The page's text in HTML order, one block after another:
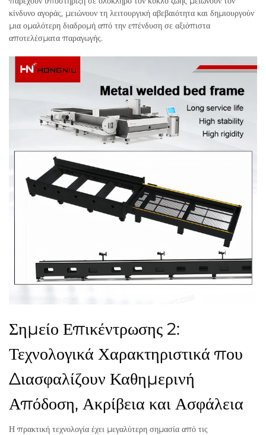
κίνδυνο αγοράς, μειώνουν τη λειτουργική αβεβαιότητα και δημιουργούν
μια ομαλότερη διαδρομή από την επένδυση σε αξιόπιστα
αποτελέσματα παραγωγής.
Σημείο Επικέντρωσης 2:
Τεχνολογικά Χαρακτηριστικά που
Διασφαλίζουν Καθημερινή
Απόδοση, Ακρίβεια και Ασφάλεια
Η πρακτική τεχνολογία έχει μεγαλύτερη σημασία από τις